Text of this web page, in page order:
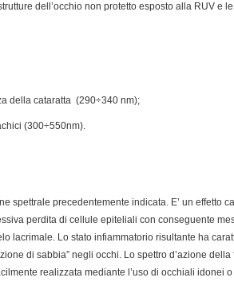
dell’occhio non protetto esposto alla RUV e
della cataratta (290÷340 nm);
(300÷550nm).
spettrale precedentemente indicata. E’ un effetto
perdita di cellule epiteliali con conseguente
lacrimale. Lo stato infiammatorio risultante ha
di sabbia” negli occhi. Lo spettro d’azione
realizzata mediante l’uso di occhiali idonei